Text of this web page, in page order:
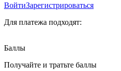
ВойтиЗарегистрироваться
Для платежа подходят:
Баллы
Получайте и тратьте баллы